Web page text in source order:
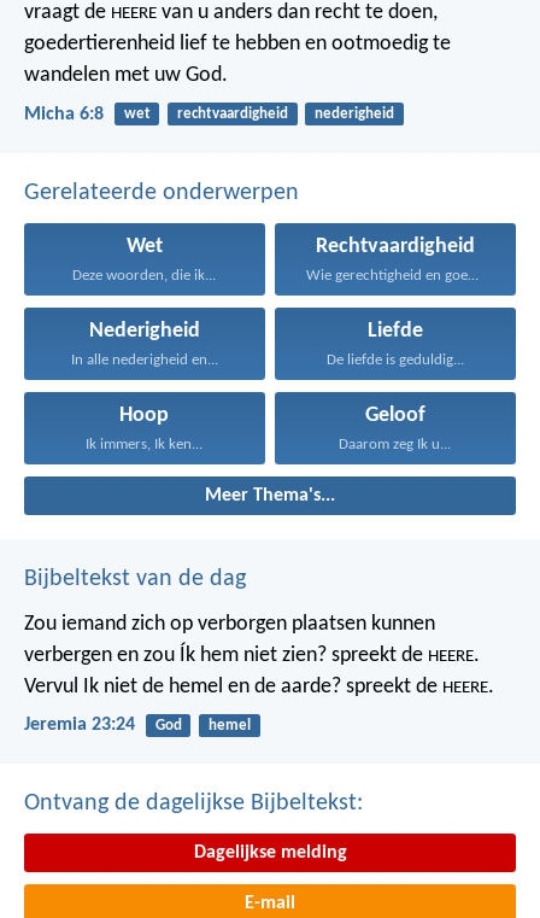
vraagt de HEERE van u anders dan recht te doen,
goedertierenheid lief te hebben en ootmoedig te
wandelen met uw God.
Micha 6:8 wet rechtvaardigheid nederigheid
Gerelateerde onderwerpen
Wet
Deze woorden, die ik...
Rechtvaardigheid
Wie gerechtigheid en goedertierenheid...
Nederigheid
In alle nederigheid en...
Liefde
De liefde is geduldig...
Hoop
Ik immers, Ik ken...
Geloof
Daarom zeg Ik u...
Meer Thema's...
Bijbeltekst van de dag
Zou iemand zich op verborgen plaatsen kunnen
verbergen en zou Ík hem niet zien? spreekt de HEERE.
Vervul Ik niet de hemel en de aarde? spreekt de HEERE.
Jeremia 23:24 God hemel
Ontvang de dagelijkse Bijbeltekst:
Dagelijkse melding
E-mail